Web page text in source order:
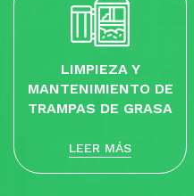
LIMPIEZA Y
MANTENIMIENTO DE
TRAMPAS DE GRASA
LEER MÁS